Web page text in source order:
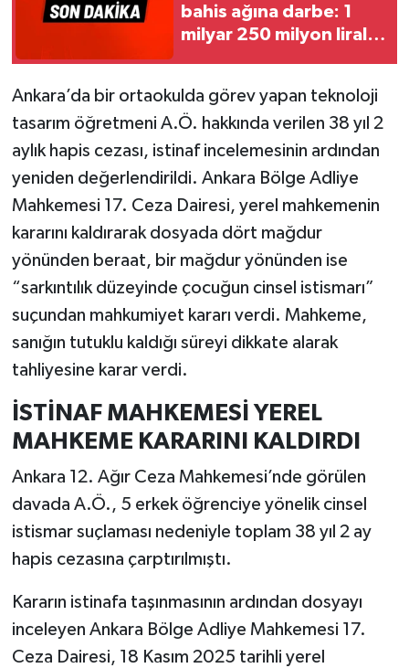
bahis ağına darbe: 1
milyar 250 milyon liralık
Ankara’da bir ortaokulda görev yapan teknoloji
tasarım öğretmeni A.Ö. hakkında verilen 38 yıl 2
aylık hapis cezası, istinaf incelemesinin ardından
yeniden değerlendirildi. Ankara Bölge Adliye
Mahkemesi 17. Ceza Dairesi, yerel mahkemenin
kararını kaldırarak dosyada dört mağdur
yönünden beraat, bir mağdur yönünden ise
“sarkıntılık düzeyinde çocuğun cinsel istismarı”
suçundan mahkumiyet kararı verdi. Mahkeme,
sanığın tutuklu kaldığı süreyi dikkate alarak
tahliyesine karar verdi.
İSTİNAF MAHKEMESİ YEREL
MAHKEME KARARINI KALDIRDI
Ankara 12. Ağır Ceza Mahkemesi’nde görülen
davada A.Ö., 5 erkek öğrenciye yönelik cinsel
istismar suçlaması nedeniyle toplam 38 yıl 2 ay
hapis cezasına çarptırılmıştı.
Kararın istinafa taşınmasının ardından dosyayı
inceleyen Ankara Bölge Adliye Mahkemesi 17.
Ceza Dairesi, 18 Kasım 2025 tarihli yerel